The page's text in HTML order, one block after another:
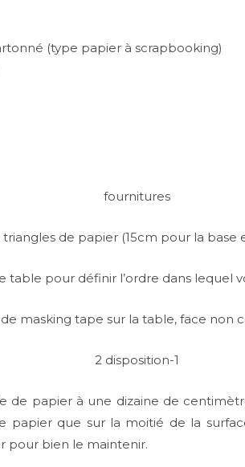
(type papier à scrapbooking)
de papier (15cm pour la base
table pour définir l’ordre dans lequel
masking tape sur la table, face non
de papier à une dizaine de
papier que sur la moitié de la
pour bien le maintenir.